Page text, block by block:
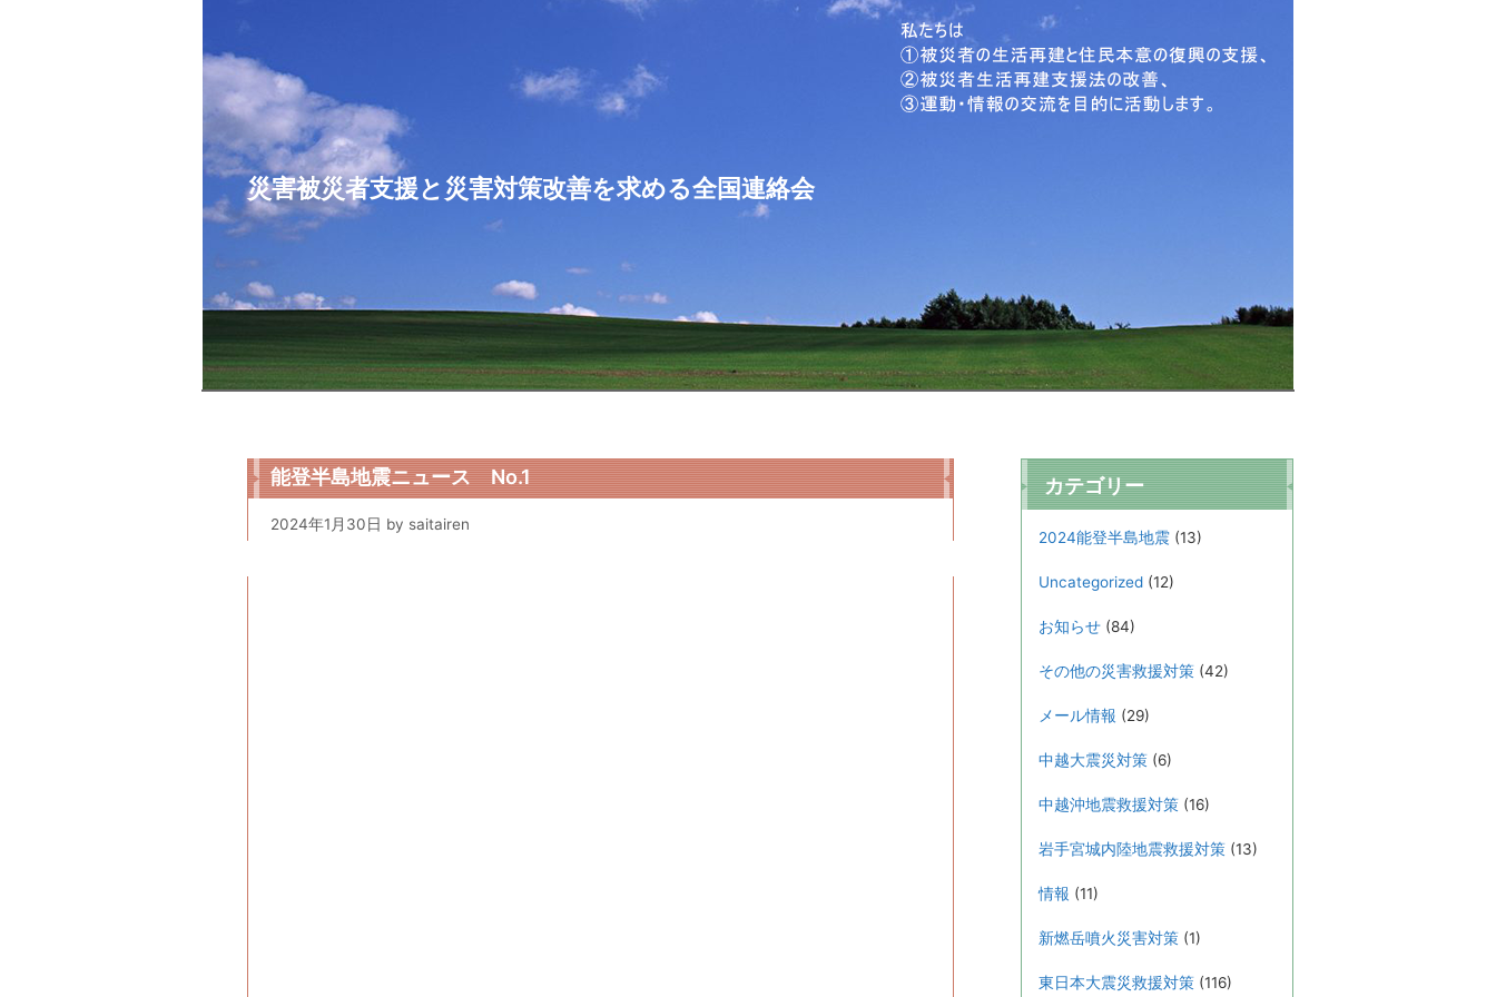
災害被災者支援と災害対策改善を求める全国連絡会
能登半島地震ニュース No.1
2024年1月30日 by saitairen
カテゴリー
2024能登半島地震 (13)
Uncategorized (12)
お知らせ (84)
その他の災害救援対策 (42)
メール情報 (29)
中越大震災対策 (6)
中越沖地震救援対策 (16)
岩手宮城内陸地震救援対策 (13)
情報 (11)
新燃岳噴火災害対策 (1)
東日本大震災救援対策 (116)